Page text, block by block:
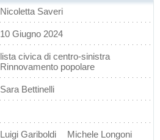
Nicoletta Saveri
10 Giugno 2024
lista civica di centro-sinistra
Rinnovamento popolare
Sara Bettinelli
Luigi Gariboldi Michele Longoni